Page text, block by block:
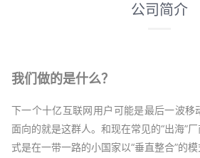
公司简介
我们做的是什么？
下一个十亿互联网用户可能是最后一波移
面向的就是这群人。和现在常见的“出海”
式是在一带一路的小国家以“垂直整合”的